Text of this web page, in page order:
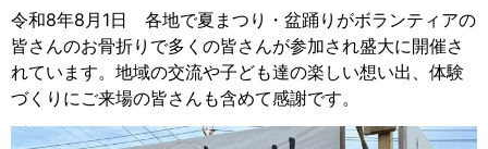
令和8年8月1日 各地で夏まつり・盆踊りがボランティアの
皆さんのお骨折りで多くの皆さんが参加され盛大に開催さ
れています。地域の交流や子ども達の楽しい想い出、体験
づくりにご来場の皆さんも含めて感謝です。